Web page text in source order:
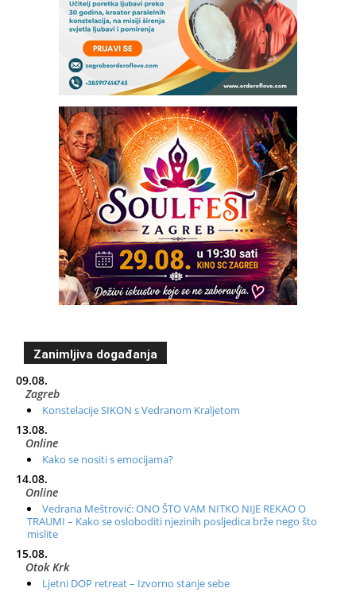
Zanimljiva događanja
09.08.
Zagreb
Konstelacije SIKON s Vedranom Kraljetom
13.08.
Online
Kako se nositi s emocijama?
14.08.
Online
Vedrana Meštrović: ONO ŠTO VAM NITKO NIJE REKAO O
TRAUMI – Kako se osloboditi njezinih posljedica brže nego što
mislite
15.08.
Otok Krk
Ljetni DOP retreat – Izvorno stanje sebe